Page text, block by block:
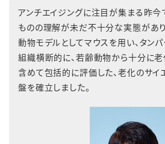
アンチエイジングに注目が集まる昨今
ものの理解が未だ不十分な実態があ
動物モデルとしてマウスを用い、タン
組織横断的に、若齢動物から十分に
含めて包括的に評価した、老化のサイ
盤を確立しました。